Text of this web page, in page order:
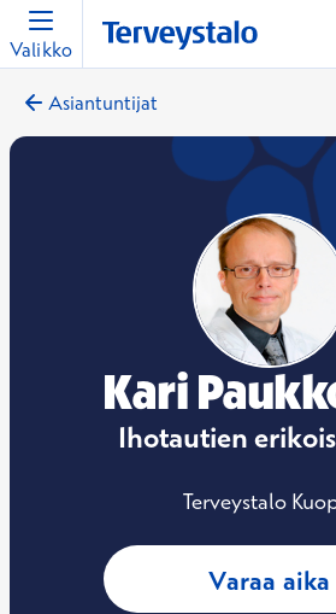
Valikko
Asiantuntijat
Kari
Ihotautien
Terveystalo
Varaa aika